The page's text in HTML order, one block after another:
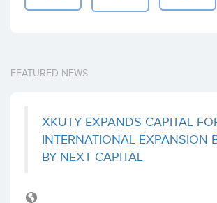
FEATURED NEWS
XKUTY EXPANDS CAPITAL
INTERNATIONAL EXPANSION
BY NEXT CAPITAL